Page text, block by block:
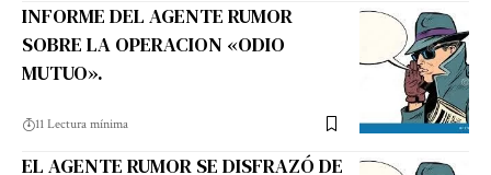
INFORME DEL AGENTE RUMOR
SOBRE LA OPERACION «ODIO
MUTUO».
11 Lectura mínima
EL AGENTE RUMOR SE DISFRAZÓ DE